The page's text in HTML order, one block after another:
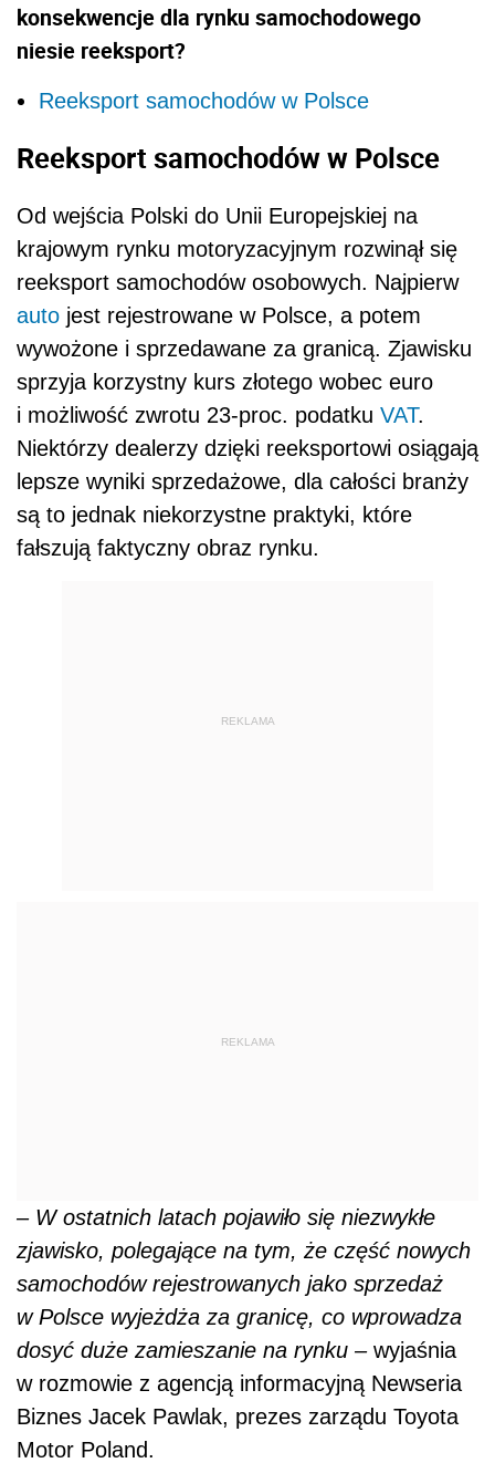
konsekwencje dla rynku samochodowego
niesie reeksport?
Reeksport samochodów w Polsce
Reeksport samochodów w Polsce
Od wejścia Polski do Unii Europejskiej na
krajowym rynku motoryzacyjnym rozwinął się
reeksport samochodów osobowych. Najpierw
auto jest rejestrowane w Polsce, a potem
wywożone i sprzedawane za granicą. Zjawisku
sprzyja korzystny kurs złotego wobec euro
i możliwość zwrotu 23-proc. podatku VAT.
Niektórzy dealerzy dzięki reeksportowi osiągają
lepsze wyniki sprzedażowe, dla całości branży
są to jednak niekorzystne praktyki, które
fałszują faktyczny obraz rynku.
REKLAMA
REKLAMA
– Wostatnich latach pojawiło się niezwykłe
zjawisko, polegające na tym, że część nowych
samochodów rejestrowanych jako sprzedaż
w Polsce wyjeżdża za granicę, co wprowadza
dosyć duże zamieszanie na rynku – wyjaśnia
w rozmowie z agencją informacyjną Newseria
Biznes Jacek Pawlak, prezes zarządu Toyota
Motor Poland.